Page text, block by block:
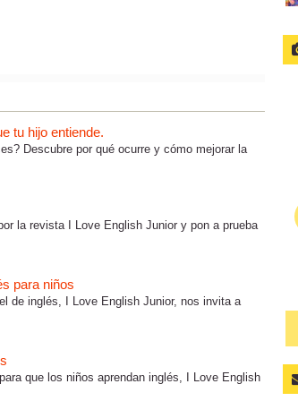
tu hijo entiende.
Descubre por qué ocurre y cómo mejorar la
la revista I Love English Junior y pon a prueba
para niños
de inglés, I Love English Junior, nos invita a
que los niños aprendan inglés, I Love English
20